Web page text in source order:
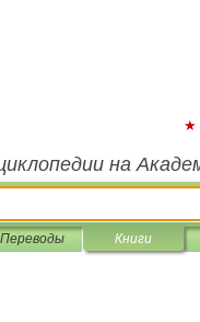
на
Переводы Книги